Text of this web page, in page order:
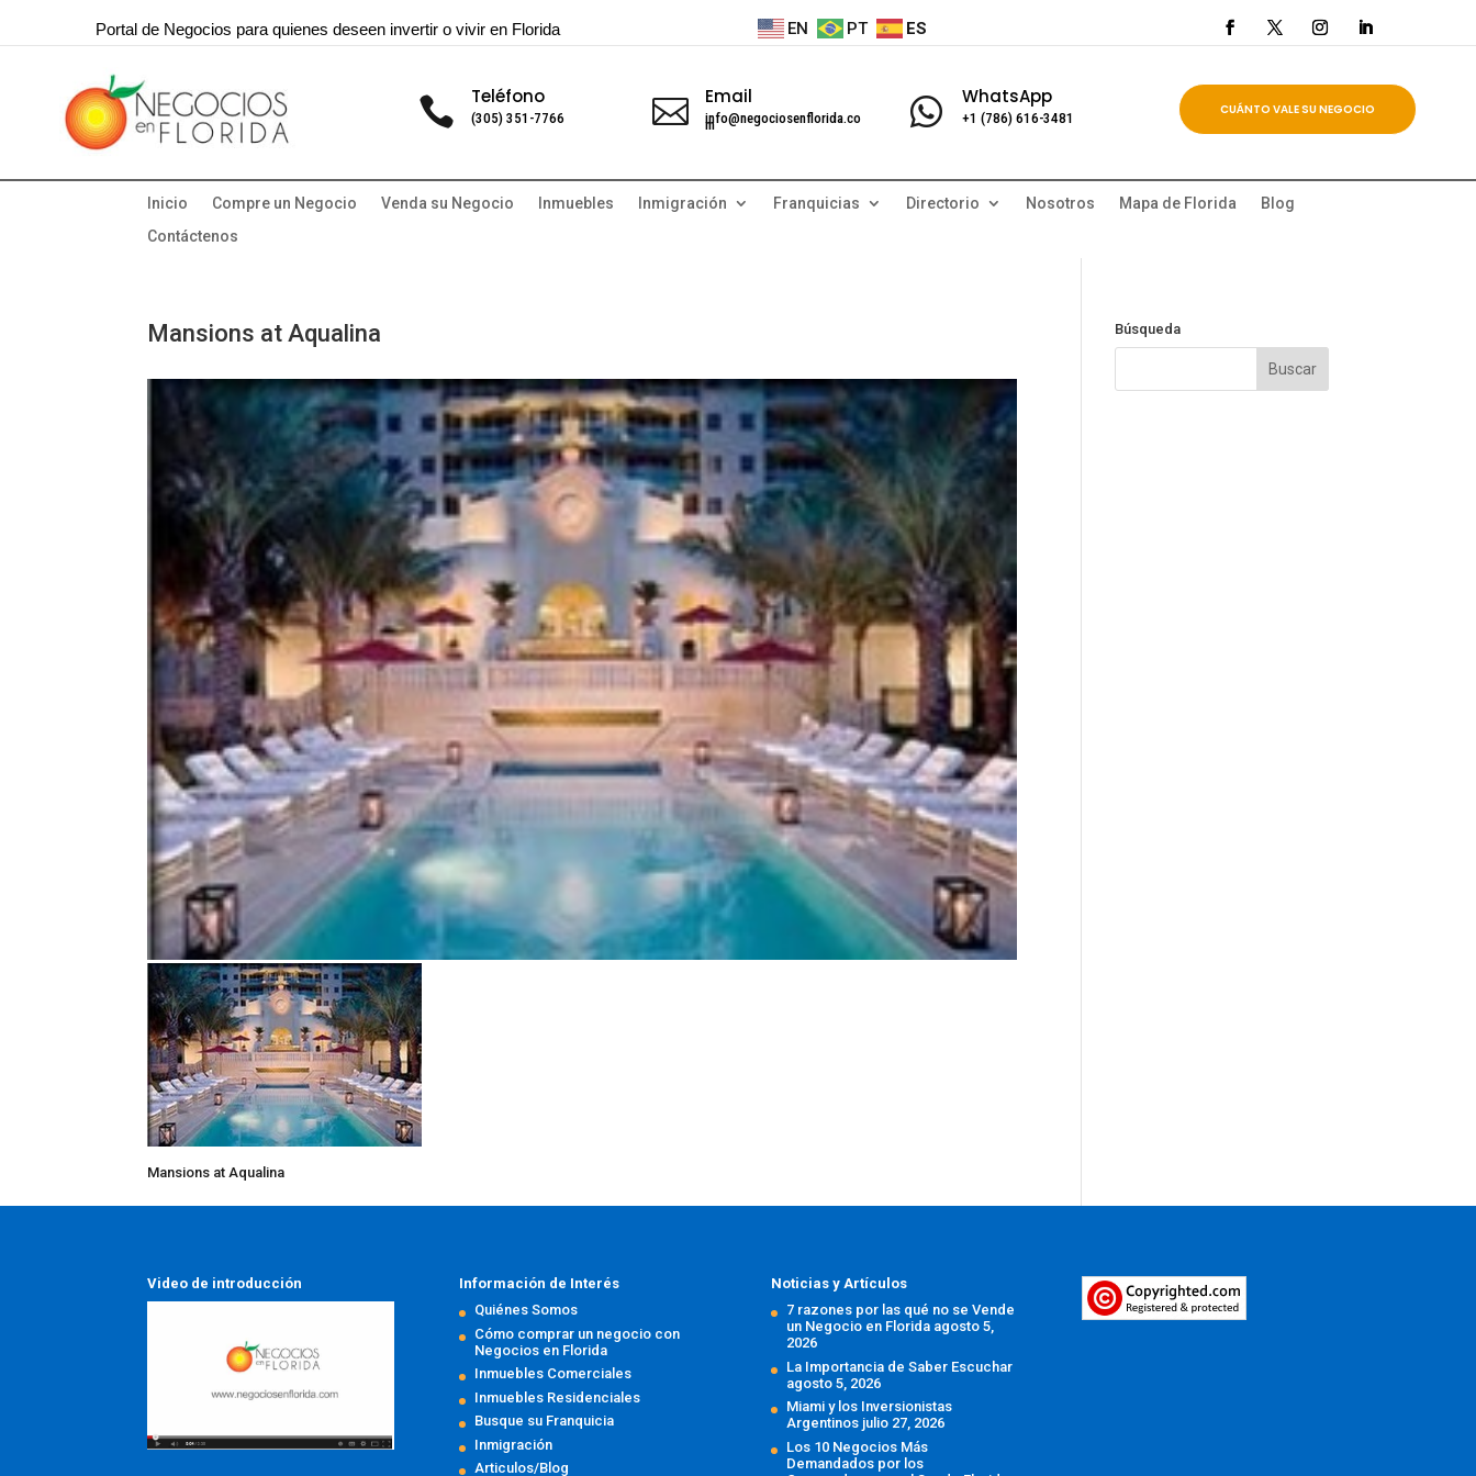
Portal de Negocios para quienes deseen invertir o vivir en Florida EN PT ES
 Teléfono
(305) 351-7766  Email
info@negociosenflorida.co
m  WhatsApp
+1 (786) 616-3481
CUÁNTO VALE SU NEGOCIO
Inicio Compre un Negocio Venda su Negocio Inmuebles Inmigración Franquicias Directorio Nosotros Mapa de Florida
Blog
Contáctenos
Mansions at Aqualina
Mansions at Aqualina
Búsqueda
Video de introducción
Información de Interés
Quiénes Somos
Cómo comprar un negocio con
Negocios en Florida
Inmuebles Comerciales
Inmuebles Residenciales
Busque su Franquicia
Inmigración
Articulos/Blog
Noticias y Artículos
7 razones por las qué no se Vende
un Negocio en Florida agosto 5,
2026
La Importancia de Saber Escuchar
agosto 5, 2026
Miami y los Inversionistas
Argentinos julio 27, 2026
Los 10 Negocios Más
Demandados por los